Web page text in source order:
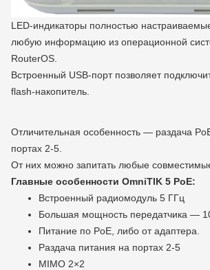
LED-индикаторы полностью
любую информацию из операционной
RouterOS.
Встроенный USB-порт позволяет
flash-накопитель.
Отличительная особенность — раздача
портах 2-5.
От них можно запитать любые совместимые
Главные особенности OmniTIK 5 PoE:
Встроенный радиомодуль 5 ГГц
Большая мощность передатчика —
Питание по PoE, либо от адаптера.
Раздача питания на портах 2-5
MIMO 2×2